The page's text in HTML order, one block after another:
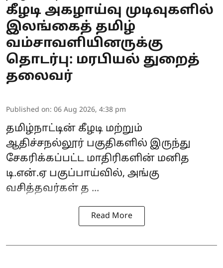
கீழடி அகழாய்வு முடிவுகளில்
இலங்கைத் தமிழ்
வம்சாவளியினருக்கு
தொடர்பு: மரபியல் துறைத்
தலைவர்
Published on: 06 Aug 2026, 4:38 pm
தமிழ்நாட்டின் கீழடி மற்றும்
ஆதிச்சநல்லூர் பகுதிகளில் இருந்து
சேகரிக்கப்பட்ட மாதிரிகளின் மனித
டி.என்.ஏ பகுப்பாய்வில், அங்கு
வசித்தவர்கள் த ...
Read More